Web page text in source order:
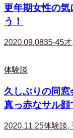
更年期女性の
う！
2020.09.0835-45才,
体験談
久しぶりの同
真っ赤なサル顔
2020.11.25体験談,